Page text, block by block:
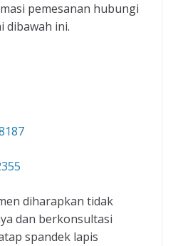
pemesanan hubungi
dibawah ini.
diharapkan tidak
dan berkonsultasi
spandek lapis